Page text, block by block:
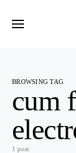
BROWSING TAG
cum
1 post